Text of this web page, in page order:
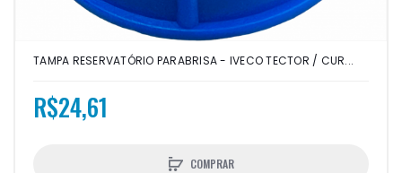
TAMPA RESERVATÓRIO PARABRISA - IVECO TECTOR / CUR...
R$24,61
COMPRAR